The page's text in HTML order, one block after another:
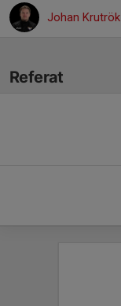
Johan Krutrök
Referat